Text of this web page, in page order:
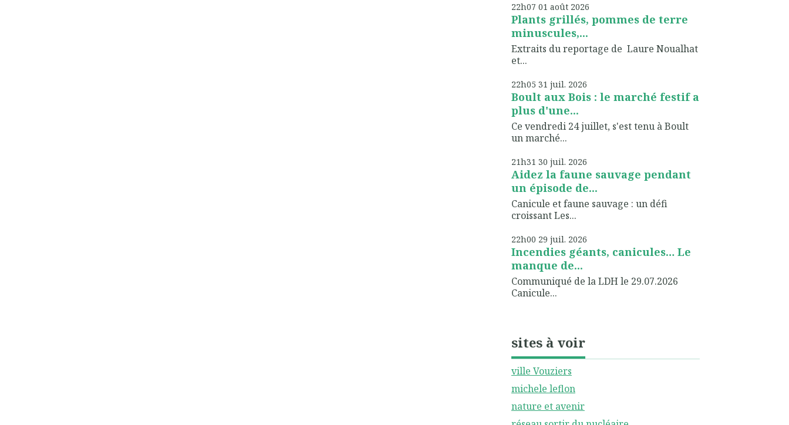
22h07 01 août 2026
Plants grillés, pommes de terre
minuscules,...
Extraits du reportage de Laure Noualhat
et...
22h05 31 juil. 2026
Boult aux Bois : le marché festif a
plus d'une...
Ce vendredi 24 juillet, s'est tenu à Boult
un marché...
21h31 30 juil. 2026
Aidez la faune sauvage pendant
un épisode de...
Canicule et faune sauvage : un défi
croissant Les...
22h00 29 juil. 2026
Incendies géants, canicules… Le
manque de...
Communiqué de la LDH le 29.07.2026
Canicule...
sites à voir
ville Vouziers
michele leflon
nature et avenir